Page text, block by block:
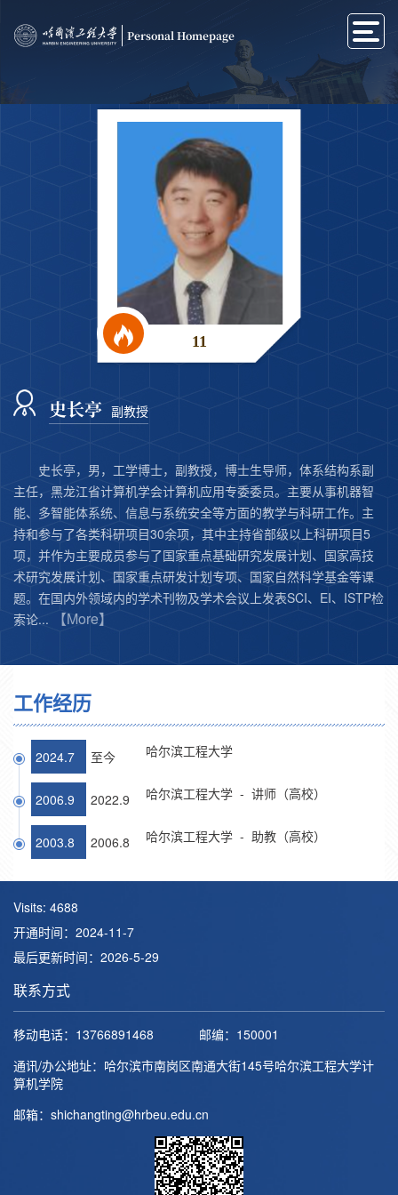
Personal Homepage
11
史长亭 副教授
史长亭，男，工学博士，副教授，博士生导师，体系结构系副
主任，黑龙江省计算机学会计算机应用专委委员。主要从事机器智
能、多智能体系统、信息与系统安全等方面的教学与科研工作。主
持和参与了各类科研项目30余项，其中主持省部级以上科研项目5
项，并作为主要成员参与了国家重点基础研究发展计划、国家高技
术研究发展计划、国家重点研发计划专项、国家自然科学基金等课
题。在国内外领域内的学术刊物及学术会议上发表SCI、EI、ISTP检
索论...
【More】
工作经历
2024.7 至今 哈尔滨工程大学
2006.9 2022.9 哈尔滨工程大学 - 讲师（高校）
2003.8 2006.8 哈尔滨工程大学 - 助教（高校）
Visits: 4688
开通时间： 2024-11-7
最后更新时间： 2026-5-29
联系方式
移动电话： 13766891468 邮编： 150001
通讯/办公地址： 哈尔滨市南岗区南通大街145号哈尔滨工程大学计
算机学院
邮箱： shichangting@hrbeu.edu.cn